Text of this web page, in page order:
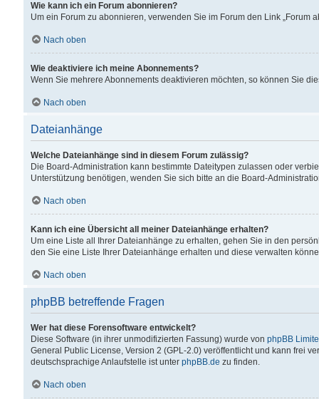
Wie kann ich ein Forum abonnieren?
Um ein Forum zu abonnieren, verwenden Sie im Forum den Link „Forum
Nach oben
Wie deaktiviere ich meine Abonnements?
Wenn Sie mehrere Abonnements deaktivieren möchten, so können Sie
Nach oben
Dateianhänge
Welche Dateianhänge sind in diesem Forum zulässig?
Die Board-Administration kann bestimmte Dateitypen zulassen oder
Unterstützung benötigen, wenden Sie sich bitte an die Board-
Nach oben
Kann ich eine Übersicht all meiner Dateianhänge erhalten?
Um eine Liste all Ihrer Dateianhänge zu erhalten, gehen Sie in den
den Sie eine Liste Ihrer Dateianhänge erhalten und diese verwalten
Nach oben
phpBB betreffende Fragen
Wer hat diese Forensoftware entwickelt?
Diese Software (in ihrer unmodifizierten Fassung) wurde von phpBB
General Public License, Version 2 (GPL-2.0) veröffentlicht und kann frei
deutschsprachige Anlaufstelle ist unter phpBB.de zu finden.
Nach oben